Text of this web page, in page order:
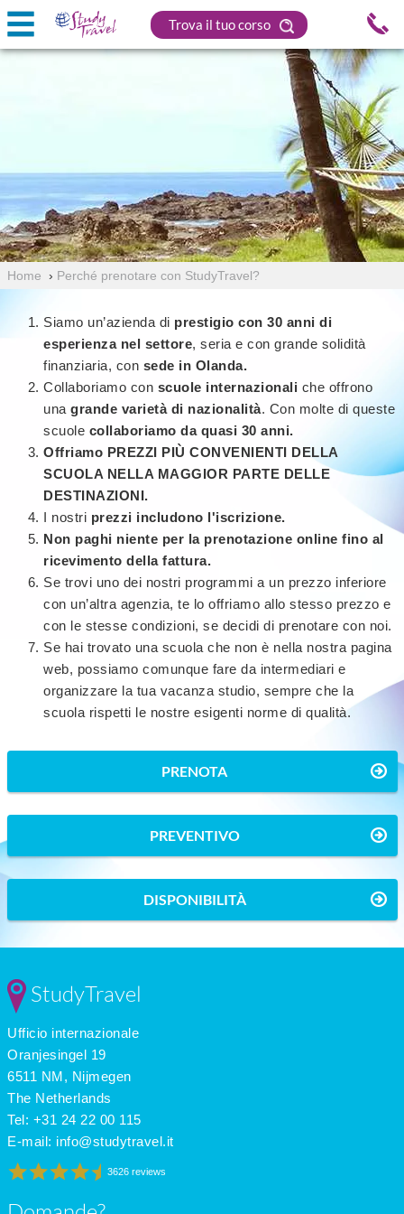
Trova il tuo corso
Home › Perché prenotare con StudyTravel?
Siamo un’azienda di prestigio con 30 anni di
esperienza nel settore, seria e con grande solidità
finanziaria, con sede in Olanda.
Collaboriamo con scuole internazionali che offrono
una grande varietà di nazionalità. Con molte di queste
scuole collaboriamo da quasi 30 anni.
Offriamo PREZZI PIÙ CONVENIENTI DELLA
SCUOLA NELLA MAGGIOR PARTE DELLE
DESTINAZIONI.
I nostri prezzi includono l'iscrizione.
Non paghi niente per la prenotazione online fino al
ricevimento della fattura.
Se trovi uno dei nostri programmi a un prezzo inferiore
con un’altra agenzia, te lo offriamo allo stesso prezzo e
con le stesse condizioni, se decidi di prenotare con noi.
Se hai trovato una scuola che non è nella nostra pagina
web, possiamo comunque fare da intermediari e
organizzare la tua vacanza studio, sempre che la
scuola rispetti le nostre esigenti norme di qualità.
PRENOTA
PREVENTIVO
DISPONIBILITÀ
StudyTravel
Ufficio internazionale
Oranjesingel 19
6511 NM, Nijmegen
The Netherlands
Tel: +31 24 22 00 115
E-mail: info@studytravel.it
3626 reviews